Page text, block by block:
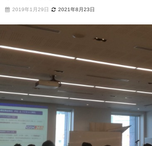
2019年1月29日 2021年8月23日